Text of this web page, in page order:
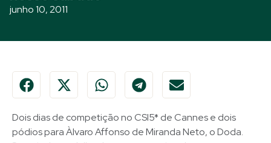
junho 10, 2011
Dois dias de competição no CSI5* de Cannes e dois
pódios para Àlvaro Affonso de Miranda Neto, o Doda.